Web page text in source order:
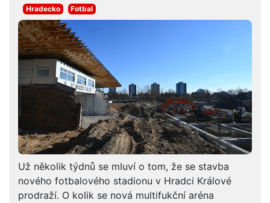
Hradecko
Fotbal
Už několik týdnů se mluví o tom, že se stavba
nového fotbalového stadionu v Hradci Králové
prodraží. O kolik se nová multifukční aréna